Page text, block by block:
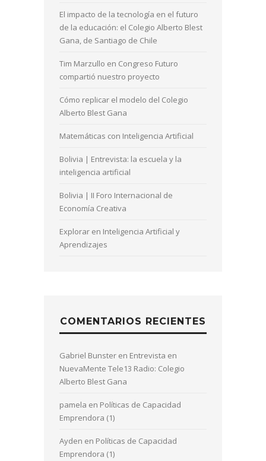
El impacto de la tecnología en el futuro
de la educación: el Colegio Alberto Blest
Gana, de Santiago de Chile
Tim Marzullo en Congreso Futuro
compartió nuestro proyecto
Cómo replicar el modelo del Colegio
Alberto Blest Gana
Matemáticas con Inteligencia Artificial
Bolivia | Entrevista: la escuela y la
inteligencia artificial
Bolivia | II Foro Internacional de
Economía Creativa
Explorar en Inteligencia Artificial y
Aprendizajes
COMENTARIOS RECIENTES
Gabriel Bunster en Entrevista en
NuevaMente Tele13 Radio: Colegio
Alberto Blest Gana
pamela en Políticas de Capacidad
Emprendora (1)
Ayden en Políticas de Capacidad
Emprendora (1)